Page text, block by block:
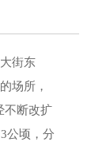
街东
场所，
不断改扩
公顷，分